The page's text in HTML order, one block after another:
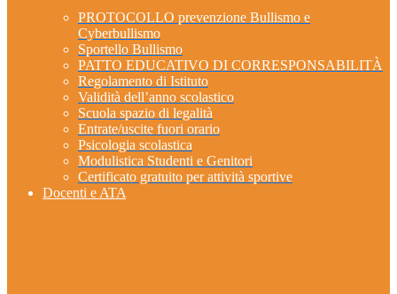
PROTOCOLLO prevenzione Bullismo e
Cyberbullismo
Sportello Bullismo
PATTO EDUCATIVO DI CORRESPONSABILITÀ
Regolamento di Istituto
Validità dell’anno scolastico
Scuola spazio di legalità
Entrate/uscite fuori orario
Psicologia scolastica
Modulistica Studenti e Genitori
Certificato gratuito per attività sportive
Docenti e ATA